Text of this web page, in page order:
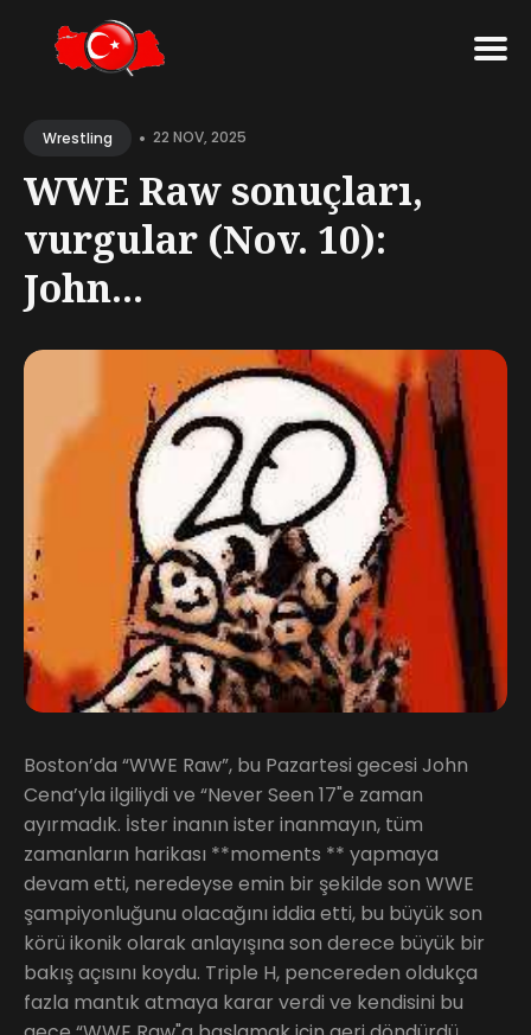
forWrestling • 22 NOV, 2025
WWE Raw sonuçları,
vurgular (Nov. 10):
John...
Boston’da “WWE Raw”, bu Pazartesi gecesi John
Cena’yla ilgiliydi ve “Never Seen 17"e zaman
ayırmadık. İster inanın ister inanmayın, tüm
zamanların harikası **moments ** yapmaya
devam etti, neredeyse emin bir şekilde son WWE
şampiyonluğunu olacağını iddia etti, bu büyük son
körü ikonik olarak anlayışına son derece büyük bir
bakış açısını koydu. Triple H, pencereden oldukça
fazla mantık atmaya karar verdi ve kendisini bu